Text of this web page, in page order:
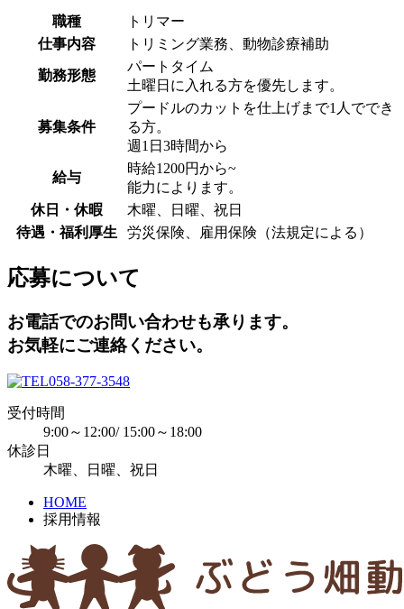
職種
トリマー
仕事内容
トリミング業務、動物診療補助
勤務形態
パートタイム
土曜日に入れる方を優先します。
募集条件
プードルのカットを仕上げまで1人ででき
る方。
週1日3時間から
給与
時給1200円から~
能力によります。
休日・休暇
木曜、日曜、祝日
待遇・福利厚生
労災保険、雇用保険（法規定による）
応募について
お電話でのお問い合わせも承ります。
お気軽にご連絡ください。
058-377-3548
受付時間
9:00～12:00/ 15:00～18:00
休診日
木曜、日曜、祝日
HOME
採用情報